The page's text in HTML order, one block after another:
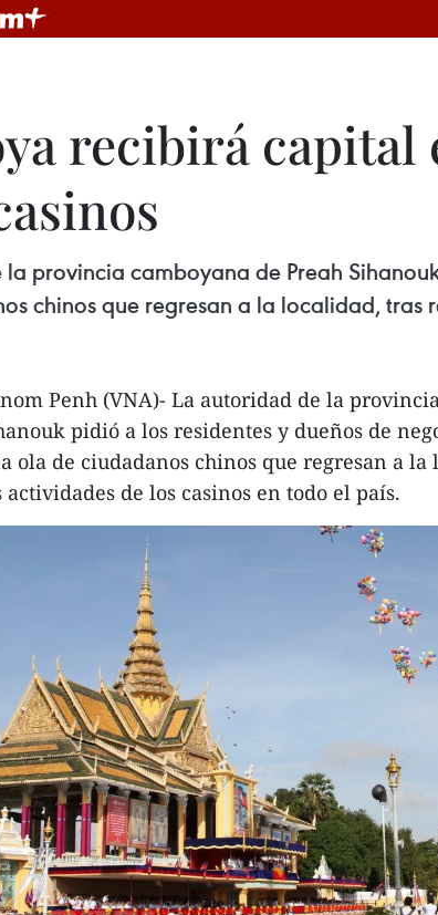
recibirá
provincia camboyana de Preah
chinos que regresan a la localidad, tras
Penh (VNA)- La autoridad de la
pidió a los residentes y dueños de
ola de ciudadanos chinos que regresan a
actividades de los casinos en todo el país.